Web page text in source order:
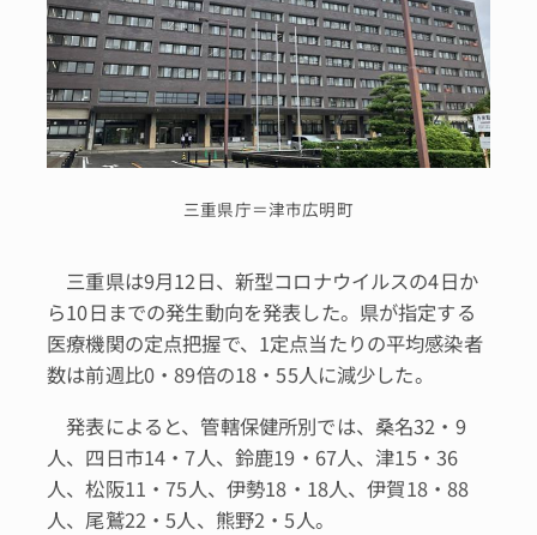
三重県庁＝津市広明町
三重県は9月12日、新型コロナウイルスの4日か
ら10日までの発生動向を発表した。県が指定する
医療機関の定点把握で、1定点当たりの平均感染者
数は前週比0・89倍の18・55人に減少した。
発表によると、管轄保健所別では、桑名32・9
人、四日市14・7人、鈴鹿19・67人、津15・36
人、松阪11・75人、伊勢18・18人、伊賀18・88
人、尾鷲22・5人、熊野2・5人。